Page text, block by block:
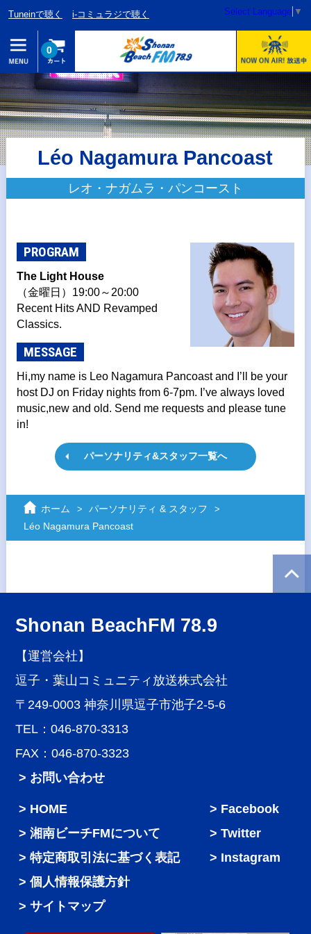
Tuneinで聴く i-コミュラジで聴く Select Language ▼
0
Léo Nagamura Pancoast
レオ・ナガムラ・パンコースト
PROGRAM
The Light House
（金曜日）19:00～20:00
Recent Hits AND Revamped
Classics.
MESSAGE
Hi,my name is Leo Nagamura Pancoast and I’ll be your
host DJ on Friday nights from 6-7pm. I’ve always loved
music,new and old. Send me requests and please tune
in!
パーソナリティ&スタッフ一覧へ
ホーム
パーソナリティ & スタッフ
Léo Nagamura Pancoast
Shonan BeachFM 78.9
【運営会社】
逗子・葉山コミュニティ放送株式会社
〒249-0003 神奈川県逗子市池子2-5-6
TEL：046-870-3313
FAX：046-870-3323
> お問い合わせ
HOME
湘南ビーチFMについて
特定商取引法に基づく表記
個人情報保護方針
サイトマップ
Facebook
Twitter
Instagram